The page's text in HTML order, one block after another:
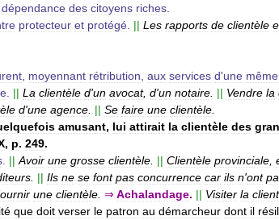
dépendance des citoyens riches
protecteur et protégé || Les rapports de clientèle
moyennant rétribution aux services d'une même
|| La clientèle d'un avocat, d'un notaire || Vendre la
d'une agence || Se faire une clientèle
amusant, lui attirait la clientèle des
, p. 249.
|| Avoir une grosse clientèle || Clientèle provinciale
|| Ils ne se font pas concurrence car ils n'ont
une clientèle ⇒ Achalandage. || Visiter la
que doit verser le patron au démarcheur dont il